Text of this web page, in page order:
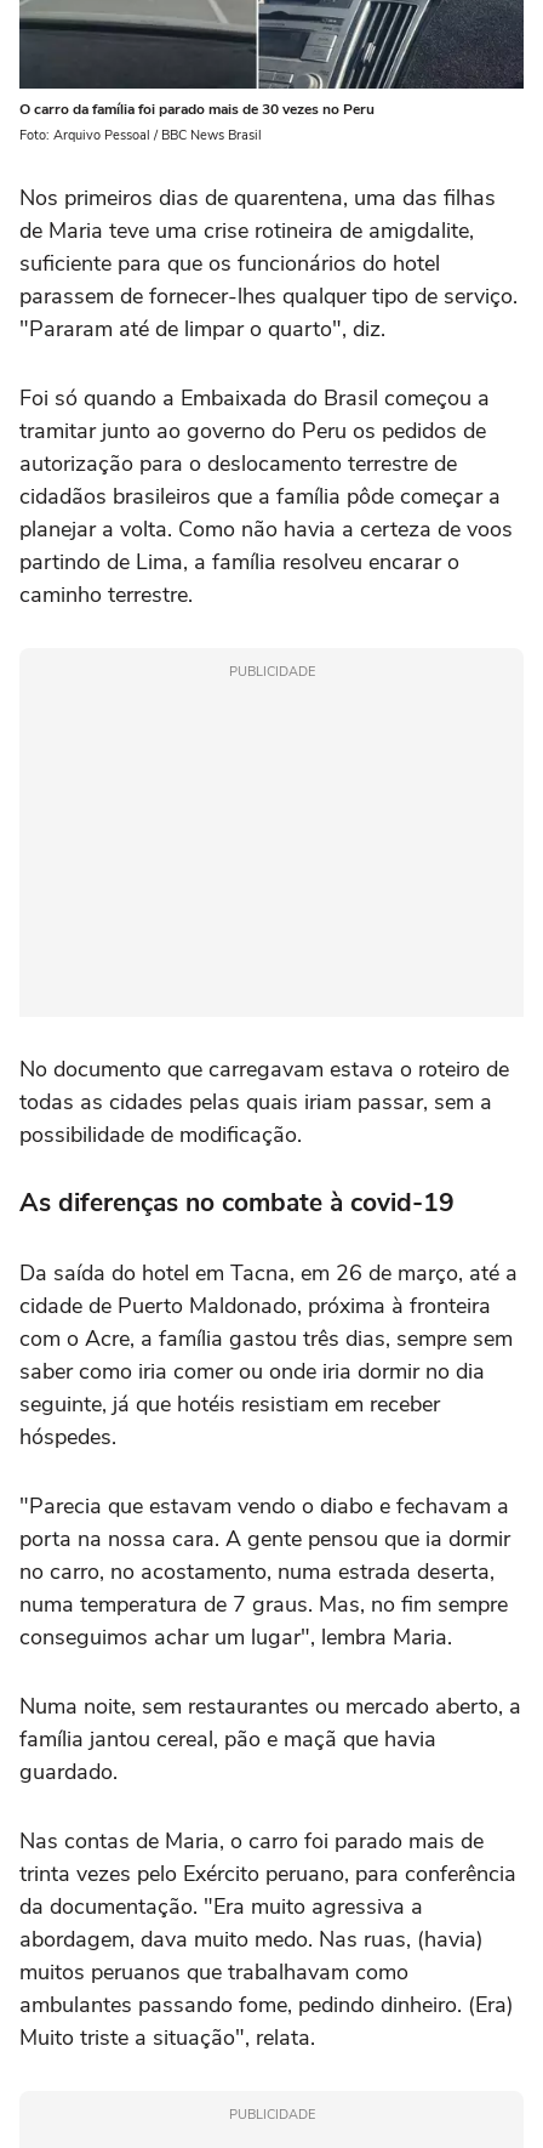
O carro da família foi parado mais de 30 vezes no Peru
Foto: Arquivo Pessoal / BBC News Brasil
Nos primeiros dias de quarentena, uma das filhas
de Maria teve uma crise rotineira de amigdalite,
suficiente para que os funcionários do hotel
parassem de fornecer-lhes qualquer tipo de serviço.
"Pararam até de limpar o quarto", diz.
Foi só quando a Embaixada do Brasil começou a
tramitar junto ao governo do Peru os pedidos de
autorização para o deslocamento terrestre de
cidadãos brasileiros que a família pôde começar a
planejar a volta. Como não havia a certeza de voos
partindo de Lima, a família resolveu encarar o
caminho terrestre.
PUBLICIDADE
No documento que carregavam estava o roteiro de
todas as cidades pelas quais iriam passar, sem a
possibilidade de modificação.
As diferenças no combate à covid-19
Da saída do hotel em Tacna, em 26 de março, até a
cidade de Puerto Maldonado, próxima à fronteira
com o Acre, a família gastou três dias, sempre sem
saber como iria comer ou onde iria dormir no dia
seguinte, já que hotéis resistiam em receber
hóspedes.
"Parecia que estavam vendo o diabo e fechavam a
porta na nossa cara. A gente pensou que ia dormir
no carro, no acostamento, numa estrada deserta,
numa temperatura de 7 graus. Mas, no fim sempre
conseguimos achar um lugar", lembra Maria.
Numa noite, sem restaurantes ou mercado aberto, a
família jantou cereal, pão e maçã que havia
guardado.
Nas contas de Maria, o carro foi parado mais de
trinta vezes pelo Exército peruano, para conferência
da documentação. "Era muito agressiva a
abordagem, dava muito medo. Nas ruas, (havia)
muitos peruanos que trabalhavam como
ambulantes passando fome, pedindo dinheiro. (Era)
Muito triste a situação", relata.
PUBLICIDADE